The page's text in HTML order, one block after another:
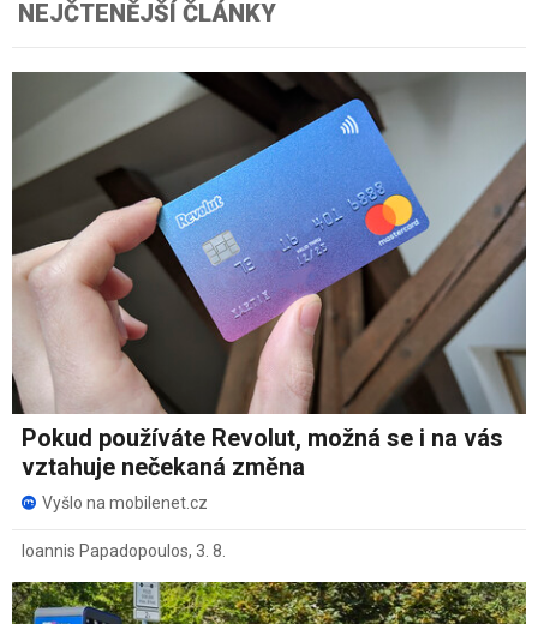
NEJČTENĚJŠÍ ČLÁNKY
Pokud používáte Revolut, možná se i na vás
vztahuje nečekaná změna
Vyšlo na mobilenet.cz
Ioannis Papadopoulos, 3. 8.